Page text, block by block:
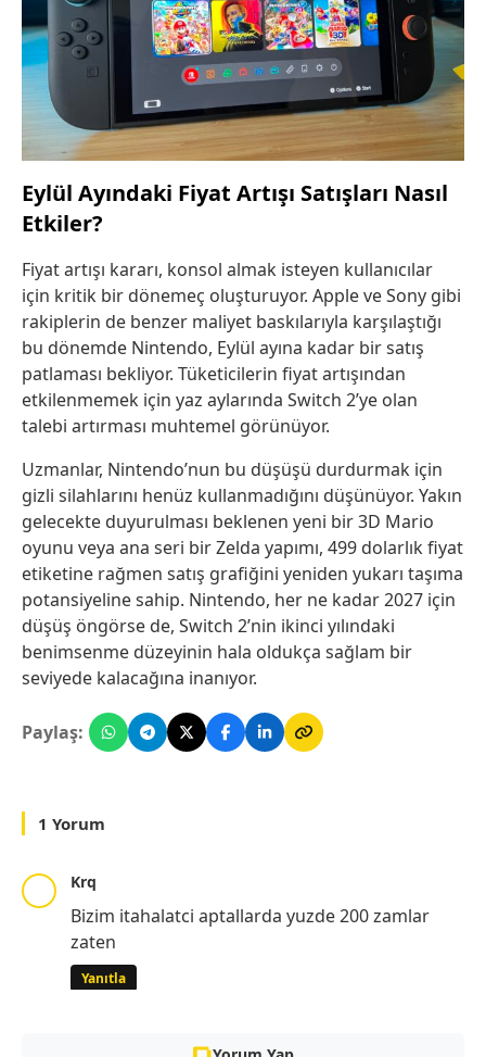
Eylül Ayındaki Fiyat Artışı Satışları Nasıl
Etkiler?
Fiyat artışı kararı, konsol almak isteyen kullanıcılar
için kritik bir dönemeç oluşturuyor. Apple ve Sony gibi
rakiplerin de benzer maliyet baskılarıyla karşılaştığı
bu dönemde Nintendo, Eylül ayına kadar bir satış
patlaması bekliyor. Tüketicilerin fiyat artışından
etkilenmemek için yaz aylarında Switch 2’ye olan
talebi artırması muhtemel görünüyor.
Uzmanlar, Nintendo’nun bu düşüşü durdurmak için
gizli silahlarını henüz kullanmadığını düşünüyor. Yakın
gelecekte duyurulması beklenen yeni bir 3D Mario
oyunu veya ana seri bir Zelda yapımı, 499 dolarlık fiyat
etiketine rağmen satış grafiğini yeniden yukarı taşıma
potansiyeline sahip. Nintendo, her ne kadar 2027 için
düşüş öngörse de, Switch 2’nin ikinci yılındaki
benimsenme düzeyinin hala oldukça sağlam bir
seviyede kalacağına inanıyor.
Paylaş:
1 Yorum
Krq
Bizim itahalatci aptallarda yuzde 200 zamlar
zaten
Yanıtla